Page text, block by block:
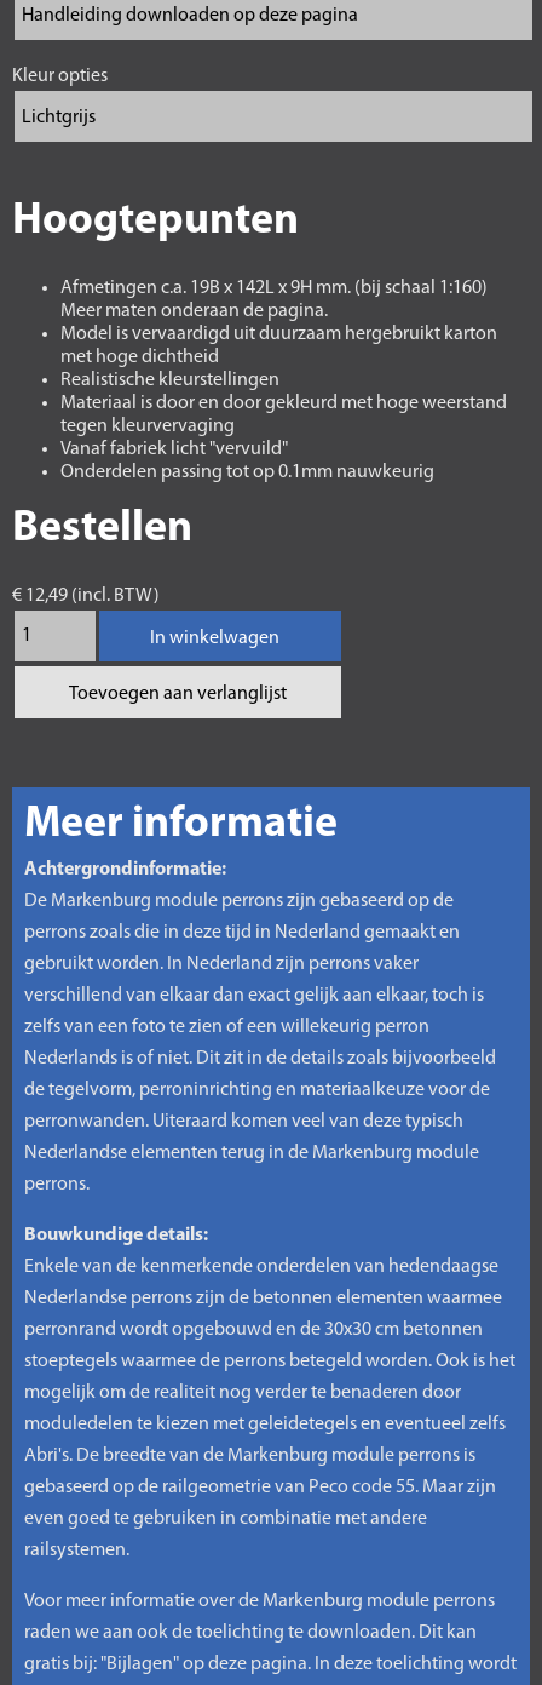
Kleur opties
Hoogtepunten
Afmetingen c.a. 19B x 142L x 9H mm. (bij schaal 1:160)
Meer maten onderaan de pagina.
Model is vervaardigd uit duurzaam hergebruikt karton
met hoge dichtheid
Realistische kleurstellingen
Materiaal is door en door gekleurd met hoge weerstand
tegen kleurvervaging
Vanaf fabriek licht "vervuild"
Onderdelen passing tot op 0.1mm nauwkeurig
Bestellen
€ 12,49 (incl. BTW)
In winkelwagen
Toevoegen aan verlanglijst
Meer informatie
Achtergrondinformatie:
De Markenburg module perrons zijn gebaseerd op de
perrons zoals die in deze tijd in Nederland gemaakt en
gebruikt worden. In Nederland zijn perrons vaker
verschillend van elkaar dan exact gelijk aan elkaar, toch is
zelfs van een foto te zien of een willekeurig perron
Nederlands is of niet. Dit zit in de details zoals bijvoorbeeld
de tegelvorm, perroninrichting en materiaalkeuze voor de
perronwanden. Uiteraard komen veel van deze typisch
Nederlandse elementen terug in de Markenburg module
perrons.
Bouwkundige details:
Enkele van de kenmerkende onderdelen van hedendaagse
Nederlandse perrons zijn de betonnen elementen waarmee
perronrand wordt opgebouwd en de 30x30 cm betonnen
stoeptegels waarmee de perrons betegeld worden. Ook is het
mogelijk om de realiteit nog verder te benaderen door
moduledelen te kiezen met geleidetegels en eventueel zelfs
Abri's. De breedte van de Markenburg module perrons is
gebaseerd op de railgeometrie van Peco code 55. Maar zijn
even goed te gebruiken in combinatie met andere
railsystemen.
Voor meer informatie over de Markenburg module perrons
raden we aan ook de toelichting te downloaden. Dit kan
gratis bij: "Bijlagen" op deze pagina. In deze toelichting wordt